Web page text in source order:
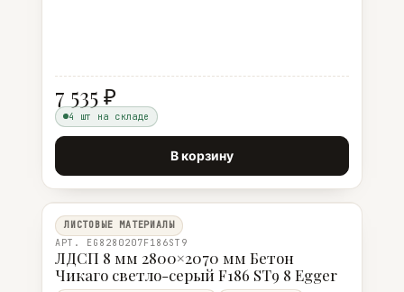
7 535 ₽
4 шт на складе
В корзину
ЛИСТОВЫЕ МАТЕРИАЛЫ
АРТ. EG8280207F186ST9
ЛДСП 8 мм 2800×2070 мм Бетон
Чикаго светло-серый F186 ST9 8 Egger